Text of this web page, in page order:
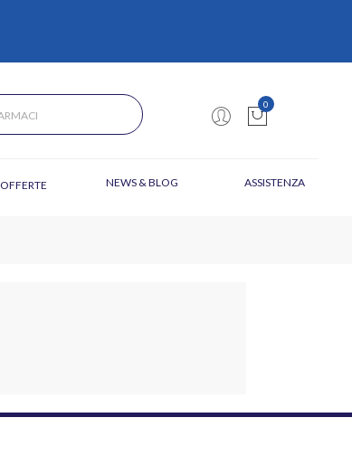
0
OFFERTE NEWS & BLOG ASSISTENZA